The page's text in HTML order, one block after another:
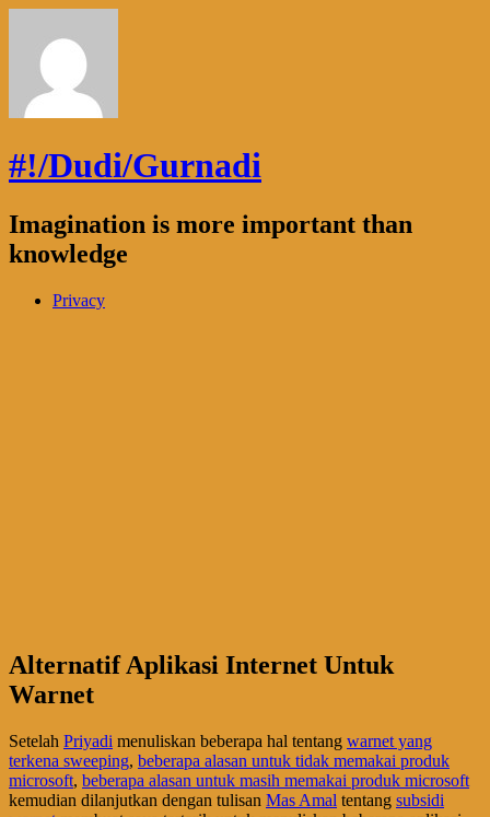
#!/Dudi/Gurnadi
Imagination is more important than
knowledge
Privacy
Alternatif Aplikasi Internet Untuk
Warnet
Setelah Priyadi menuliskan beberapa hal tentang warnet yang
terkena sweeping, beberapa alasan untuk tidak memakai produk
microsoft, beberapa alasan untuk masih memakai produk microsoft
kemudian dilanjutkan dengan tulisan Mas Amal tentang subsidi